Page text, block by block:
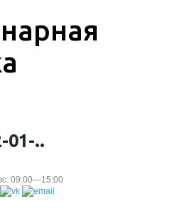
01-..
09:00—15:00